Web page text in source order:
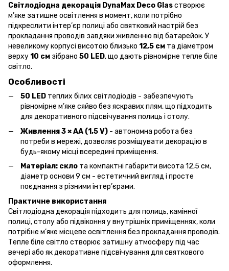
Світлодіодна декорація DynaMax Deco Glasстворює
м’яке затишне освітлення в момент, коли потрібно
підкреслити інтер’єр полиці або святковий настрій без
прокладання проводів завдяки живленню від батарейок. У
невеликому корпусі висотою близько 12,5 см та діаметром
верху10 см зібрано 50 LED, що дають рівномірне тепле біле
світло.
Особливості
50 LED теплих білих світлодіодів - забезпечують
рівномірне м’яке сяйво без яскравих плям, що підходить
для декоративного підсвічування полиць і столу.
Живлення 3 × AA (1,5 V) - автономна робота без
потреби в мережі, дозволяє розміщувати декорацію в
будь-якому місці всередині приміщення.
Матеріал: скло та компактні габарити висота 12,5 см,
діаметр основи 9 см - естетичний вигляд і просте
поєднання з різними інтер’єрами.
Практичне використання
Світлодіодна декорація підходить для полиць, камінної
полиці, столу або підвіконня у внутрішніх приміщеннях, коли
потрібне м’яке місцеве освітлення без прокладання проводів.
Тепле біле світло створює затишну атмосферу під час
вечері або як декоративне підсвічування для святкового
оформлення.